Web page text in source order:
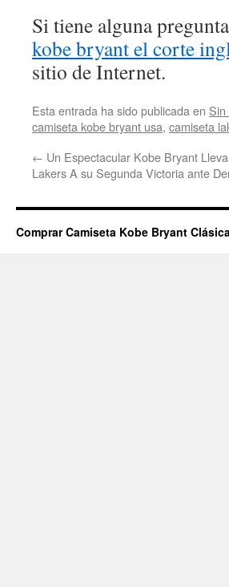
Si tiene alguna
kobe bryant el corte
sitio de Internet.
Esta entrada ha sido publicada en
camiseta kobe bryant usa, camiseta
← Un Espectacular Kobe Bryant
Lakers A su Segunda Victoria ante
Comprar Camiseta Kobe Bryant